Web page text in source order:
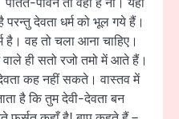
देवता धर्म को भूल गये हैं।
है। वह तो चला आना चाहिए।
वाले ही सतो रजो तमो में आते हैं।
कह नहीं सकते। वास्तव में
है कि तुम देवी-देवता बन